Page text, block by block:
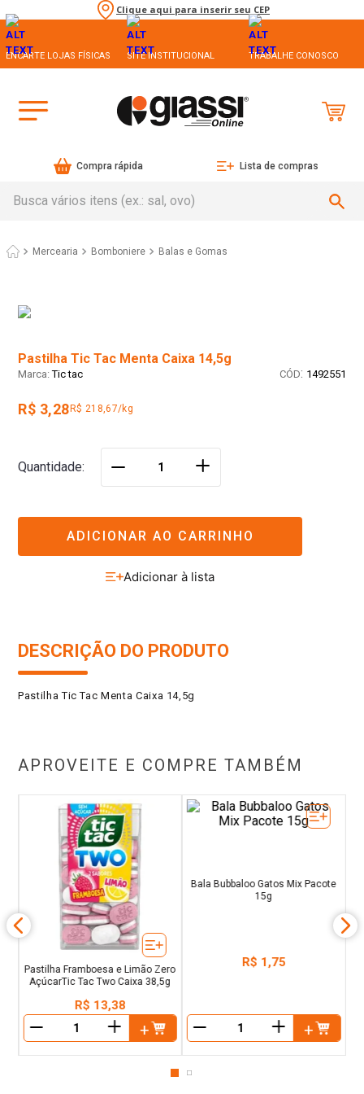
Clique aqui para inserir seu CEP
ENCARTE LOJAS FÍSICAS SITE INSTITUCIONAL TRABALHE CONOSCO
Compra rápida Lista de compras
Mercearia Bomboniere Balas e Gomas
Pastilha Tic Tac Menta Caixa 14,5g
Tic tac : 1492551
R$ 3,28 R$ 218,67/kg
Quantidade ＋
ADICIONAR AO CARRINHO
DESCRIÇÃO DO PRODUTO
Pastilha Tic Tac Menta Caixa 14,5g
APROVEITE E COMPRE TAMBÉM
Pastilha Framboesa e Limão Zero
AçúcarTic Tac Two Caixa 38,5g
R$ 13,38
＋
Bala Bubbaloo Gatos Mix Pacote
＋